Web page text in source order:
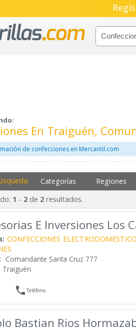
En Traiguén,
de confecciones en Mercantil.com
Categorías Regiones
1 - 2de 2resultados.
E Inversiones Los
CONFECCIONES
Comandante Santa Cruz 777
Traiguén
Teléfono
Bastian Rios